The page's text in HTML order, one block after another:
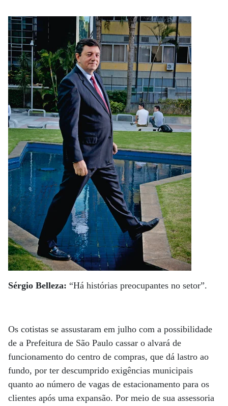
Sérgio Belleza: “Há histórias preocupantes no setor”.
Os cotistas se assustaram em julho com a possibilidade
de a Prefeitura de São Paulo cassar o alvará de
funcionamento do centro de compras, que dá lastro ao
fundo, por ter descumprido exigências municipais
quanto ao número de vagas de estacionamento para os
clientes após uma expansão. Por meio de sua assessoria